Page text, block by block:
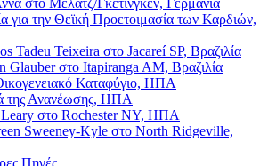
την Θεϊκή Προετοιμασία των Καρδιών,
Tadeu Teixeira στο Jacareí SP, Βραζιλία
Glauber στο Itapiranga AM, Βραζιλία
Καταφύγιο, ΗΠΑ
της Ανανέωσης, ΗΠΑ
στο Rochester NY, ΗΠΑ
Sweeney-Kyle στο North Ridgeville,
Πηγές